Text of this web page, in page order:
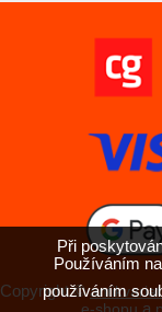
Copyright ©
Při
Používáním
používáním